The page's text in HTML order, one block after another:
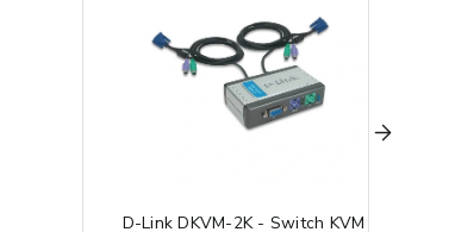
D-Link DKVM-2K - Switch KVM